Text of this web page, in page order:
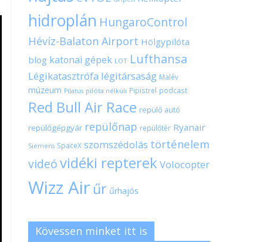
hidroplán HungaroControl
Hévíz-Balaton Airport Hölgypilóta
blog katonai gépek LOT Lufthansa
Légikatasztrófa légitársaság Malév
múzeum Pilatus pilóta nélküli Pipistrel podcast
Red Bull Air Race repülő autó
repülőgépgyár repülőnap repülőtér Ryanair
Siemens SpaceX szomszédolás történelem
videóvidéki repterek Volocopter
Wizz Air űr űrhajós
Kövessen minket itt is